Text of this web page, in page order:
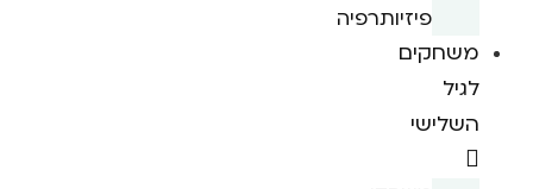
פיזיותרפיה
משחקים
לגיל
השלישי